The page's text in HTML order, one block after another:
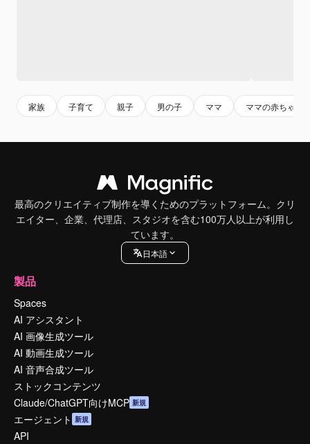
家族 子育て 親子 男の子 ママ ママの赤ちゃん
最高のクリエイティブ制作を導くためのプラットフォーム。クリ
エイター、企業、代理店、スタジオを含む100万人以上が利用し
ています。
日本語
製品
Spaces
AI アシスタント
AI 画像生成ツール
AI 動画生成ツール
AI 音声合成ツール
ストックコンテンツ
Claude/ChatGPT向けMCP 新規
エージェント 新規
API